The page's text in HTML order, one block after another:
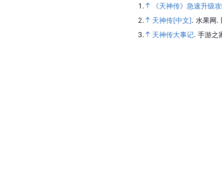
1.
《天神传》急速升级
2.
天神传[中文]. 水果网.
3.
天神传大事记. 手游之